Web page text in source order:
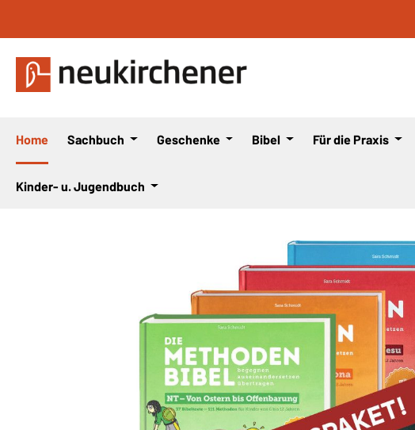
Home Sachbuch Geschenke Bibel Für die Praxis
Kinder- u. Jugendbuch